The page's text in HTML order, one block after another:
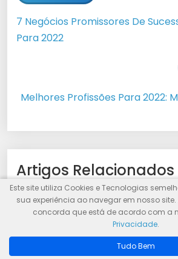
7 Negócios Promissores De
Para 2022
Melhores Profissões Para 2022:
Artigos Relacionados
Descubra se o Zap Fácil é
análise completa!
Este site utiliza Cookies e Tecnologias
sua experiência ao navegar em nosso site.
concorda que está de acordo com a
Privacidade.
Tudo Bem